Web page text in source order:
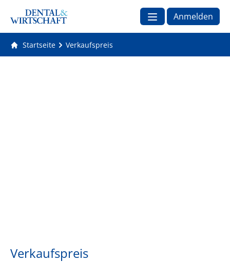
Anmelden
Startseite Verkaufspreis
Verkaufspreis